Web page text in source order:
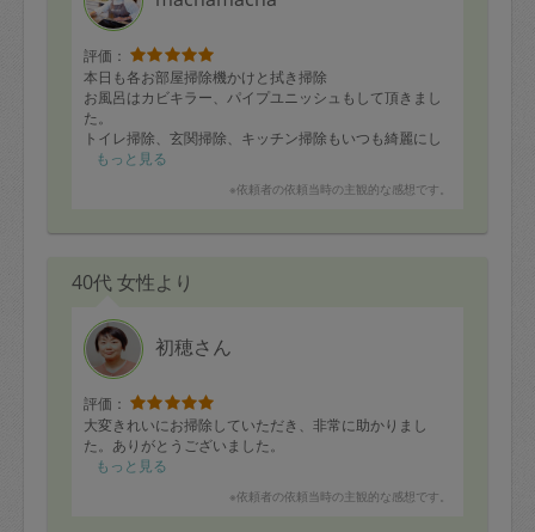
評価：
本日も各お部屋掃除機かけと拭き掃除
お風呂はカビキラー、パイプユニッシュもして頂きまし
た。
トイレ掃除、玄関掃除、キッチン掃除もいつも綺麗にし
て頂き助かっています。ありがとうございました。
もっと見る
※依頼者の依頼当時の主観的な感想です。
40代 女性より
初穂さん
評価：
大変きれいにお掃除していただき、非常に助かりまし
た。ありがとうございました。
もっと見る
※依頼者の依頼当時の主観的な感想です。